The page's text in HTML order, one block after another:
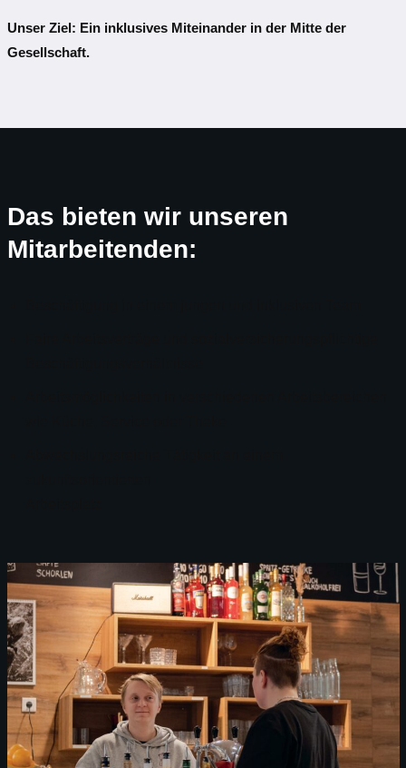
Unser Ziel: Ein inklusives Miteinander in der Mitte der
Gesellschaft.
Das bieten wir unseren
Mitarbeitenden: